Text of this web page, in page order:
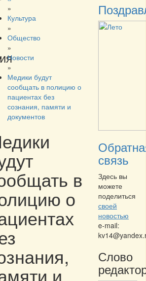
»
Культура
»
Общество
»
Новости
»
Медики будут
сообщать в полицию о
пациентах без
сознания, памяти и
документов
в
о
и
связь
Здесь вы
можете
поделиться
своей
новостью
e-mail:
Слово